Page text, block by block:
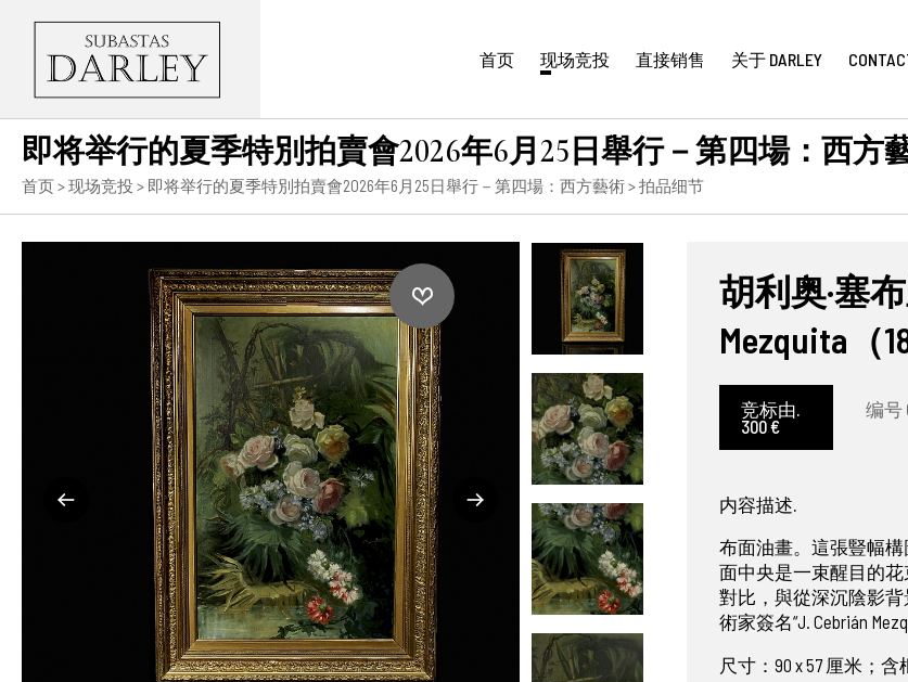
首页 现场竞投 直接销售 关于 DARLEY
即将举行的夏季特別拍賣會2026年6月25日舉行－第四場：西方
首页>现场竞投> 即将举行的夏季特別拍賣會2026年6月25日舉行－第四場：西方藝術> 拍品细节
胡利奥·塞
Mezquita（
竞标由.
300 €
编号
内容描述.
布面油畫。這張豎幅
面中央是一束醒目的
對比，與從深沉陰影
術家簽名“J. Cebrián
尺寸：90 x 57 厘米；含